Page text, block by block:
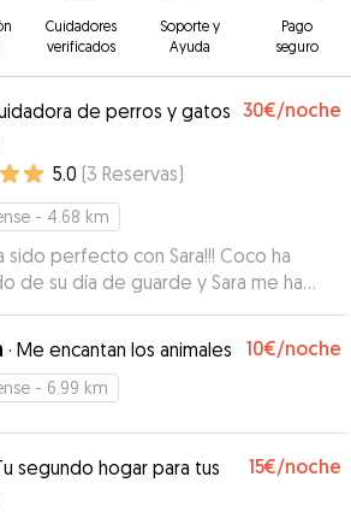
Cuidadores
verificados
Soporte y
Ayuda
Pago
seguro
de perros y gatos 30€/noche
5.0 (3 Reservas)
- 4.68 km
sido perfecto con Sara!!! Coco ha
de su día de guarde y Sara me ha
informado en todo momento.”
· Me encantan los animales 10€/noche
- 6.99 km
segundo hogar para tus
15€/noche